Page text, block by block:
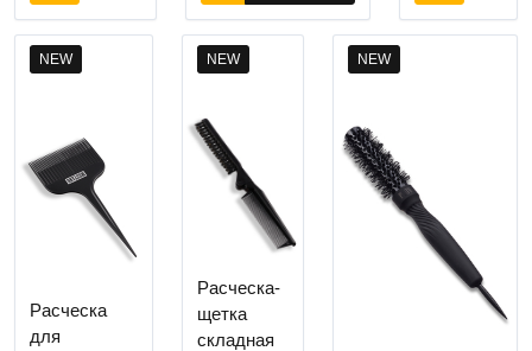
NEW
Расческа
для
NEW
Расческа-
щетка
складная
NEW